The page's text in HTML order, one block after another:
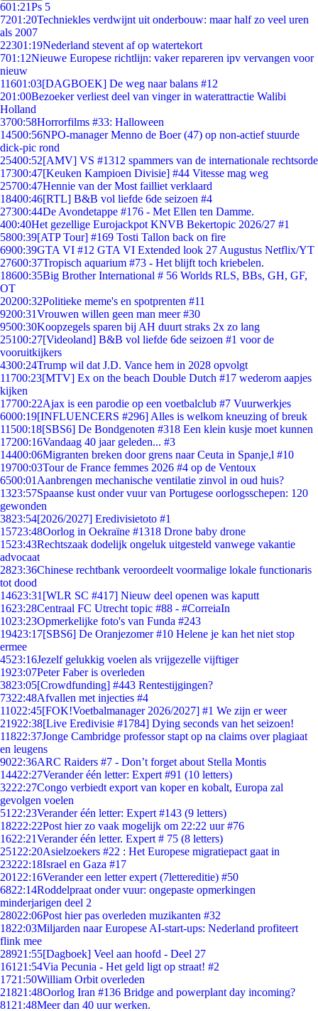
601:21Ps 5
7201:20Techniekles verdwijnt uit onderbouw: maar half zo veel uren
als 2007
22301:19Nederland stevent af op watertekort
701:12Nieuwe Europese richtlijn: vaker repareren ipv vervangen voor
nieuw
11601:03[DAGBOEK] De weg naar balans #12
201:00Bezoeker verliest deel van vinger in waterattractie Walibi
Holland
3700:58Horrorfilms #33: Halloween
14500:56NPO-manager Menno de Boer (47) op non-actief stuurde
dick-pic rond
25400:52[AMV] VS #1312 spammers van de internationale rechtsorde
17300:47[Keuken Kampioen Divisie] #44 Vitesse mag weg
25700:47Hennie van der Most failliet verklaard
18400:46[RTL] B&B vol liefde 6de seizoen #4
27300:44De Avondetappe #176 - Met Ellen ten Damme.
400:40Het gezellige Eurojackpot KNVB Bekertopic 2026/27 #1
5800:39[ATP Tour] #169 Tosti Tallon back on fire
6900:39GTA VI #12 GTA VI Extended look 27 Augustus Netflix/YT
27600:37Tropisch aquarium #73 - Het blijft toch kriebelen.
18600:35Big Brother International # 56 Worlds RLS, BBs, GH, GF,
OT
20200:32Politieke meme's en spotprenten #11
9200:31Vrouwen willen geen man meer #30
9500:30Koopzegels sparen bij AH duurt straks 2x zo lang
25100:27[Videoland] B&B vol liefde 6de seizoen #1 voor de
vooruitkijkers
4300:24Trump wil dat J.D. Vance hem in 2028 opvolgt
11700:23[MTV] Ex on the beach Double Dutch #17 wederom aapjes
kijken
17700:22Ajax is een parodie op een voetbalclub #7 Vuurwerkjes
6000:19[INFLUENCERS #296] Alles is welkom kneuzing of breuk
11500:18[SBS6] De Bondgenoten #318 Een klein kusje moet kunnen
17200:16Vandaag 40 jaar geleden... #3
14400:06Migranten breken door grens naar Ceuta in Spanje,l #10
19700:03Tour de France femmes 2026 #4 op de Ventoux
6500:01 Aanbrengen mechanische ventilatie zinvol in oud huis?
1323:57Spaanse kust onder vuur van Portugese oorlogsschepen: 120
gewonden
3823:54[2026/2027] Eredivisietoto #1
15723:48Oorlog in Oekraïne #1318 Drone baby drone
1523:43Rechtszaak dodelijk ongeluk uitgesteld vanwege vakantie
advocaat
2823:36Chinese rechtbank veroordeelt voormalige lokale functionaris
tot dood
14623:31 [WLR SC #417] Nieuw deel openen was kaputt
1623:28Centraal FC Utrecht topic #88 - #CorreiaIn
1023:23Opmerkelijke foto's van Funda #243
19423:17[SBS6] De Oranjezomer #10 Helene je kan het niet stop
ermee
4523:16Jezelf gelukkig voelen als vrijgezelle vijftiger
1923:07Peter Faber is overleden
3823:05[Crowdfunding] #443 Rentestijgingen?
7322:48Afvallen met injecties #4
11022:45[FOK!Voetbalmanager 2026/2027] #1 We zijn er weer
21922:38[Live Eredivisie #1784] Dying seconds van het seizoen!
11822:37Jonge Cambridge professor stapt op na claims over plagiaat
en leugens
9022:36ARC Raiders #7 - Don’t forget about Stella Montis
14422:27Verander één letter: Expert #91 (10 letters)
3222:27Congo verbiedt export van koper en kobalt, Europa zal
gevolgen voelen
51 22:23Verander één letter: Expert #143 (9 letters)
18222:22Post hier zo vaak mogelijk om 22:22 uur #76
1622:21Verander één letter. Expert # 75 (8 letters)
251 22:20Asielzoekers #22 : Het Europese migratiepact gaat in
23222:18Israel en Gaza #17
201 22:16Verander een letter expert (7lettereditie) #50
6822:14Roddelpraat onder vuur: ongepaste opmerkingen
minderjarigen deel 2
28022:06Post hier pas overleden muzikanten #32
1822:03Miljarden naar Europese AI-start-ups: Nederland profiteert
flink mee
28921:55[Dagboek] Veel aan hoofd - Deel 27
161 21:54Via Pecunia - Het geld ligt op straat! #2
1721:50William Orbit overleden
21821:48Oorlog Iran #136 Bridge and powerplant day incoming?
81 21:48Meer dan 40 uur werken.